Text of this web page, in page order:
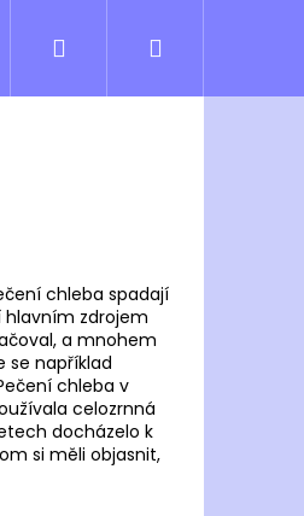
Obchodní podmínky
Přihlášení
chleba spadají
hlavním zdrojem
a mnohem
se například
chleba v
celozrnná
docházelo k
si měli objasnit,